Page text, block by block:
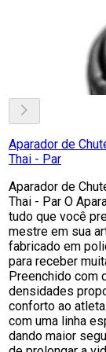
Aparador de
Thai - Par
Aparador de
Thai - Par O
tudo que você
mestre em sua
fabricado em
para receber
Preenchido com
densidades
conforto ao
com uma linha
dando maior